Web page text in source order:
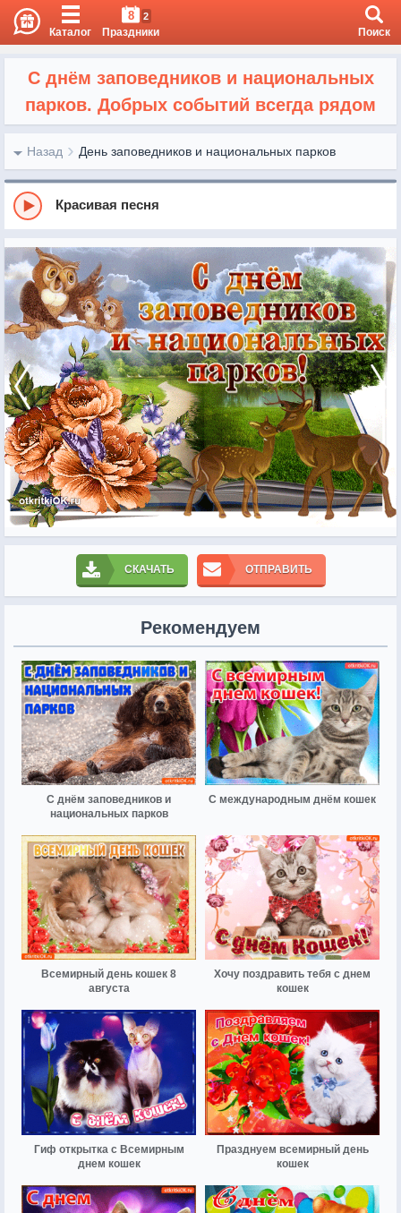
Каталог
8 2
Праздники Поиск
С днём заповедников и национальных
парков. Добрых событий всегда рядом
Назад День заповедников и национальных парков
Красивая песня
СКАЧАТЬ ОТПРАВИТЬ
Рекомендуем
С днём заповедников и
национальных парков
С международным днём кошек
Всемирный день кошек 8
августа
Хочу поздравить тебя с днем
кошек
Гиф открытка с Всемирным
днем кошек
Празднуем всемирный день
кошек